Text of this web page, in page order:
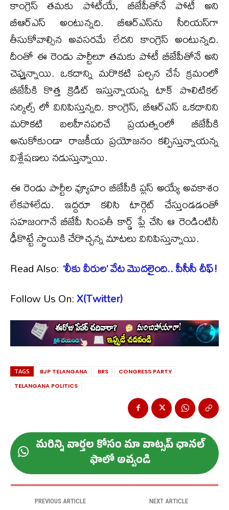
కాంగ్రెస్ తమకు పోటీయే, బీజేపీతోనే పోటీ అని
బీఆర్ఎస్ అంటున్నది. బీఆర్ఎస్‌ను సీరియస్‌గా
తీసుకోవాల్సిన అవసరమే లేదని కాంగ్రెస్ అంటున్నది.
దీంతో ఈ రెండు పార్టీలూ తమకు పోటీ బీజేపీతోనే అని
చెప్తున్నాయి. ఒకదాన్ని మరొకటి పల్చన చేసే క్రమంలో
బీజేపీకి కొత్త క్రెడిట్ ఇస్తున్నాయన్న టాక్ పొలిటికల్
సర్కిల్స్ లో వినిపిస్తున్నది. కాంగ్రెస్, బీఆర్ఎస్ ఒకదానిని
మరొకటి బలహీనపరిచే ప్రయత్నంలో బీజేపీకి
అనుకోకుండా రాజకీయ ప్రయోజనం కల్పిస్తున్నాయన్న
విశ్లేషణలు నడుస్తున్నాయి.
ఈ రెండు పార్టీల వ్యూహం బీజేపీకి ప్లస్ అయ్యే అవకాశం
లేకపోలేదు. ఇద్దరూ కలిసి టార్గెట్ చేస్తుండడంతో
సహజంగానే బీజేపీ సింపతీ కార్డ్ ప్లే చేసి ఆ రెండింటినీ
ఢీకొట్టే స్థాయికి చేరొచ్చన్న మాటలు వినిపిస్తున్నాయి.
Read Also: ‘లీకు వీరుల’ వేట మొదలైంది.. పీసీసీ చీఫ్!
Follow Us On:X(Twitter)
TAGS BJP TELANGANA BRS
CONGRESS PARTY
TELANGANA POLITICS
మ‌రిన్ని వార్త‌ల కోసం మా వాట్స‌ప్ ఛాన‌ల్
ఫాలో అవ్వండి
PREVIOUS ARTICLE NEXT ARTICLE